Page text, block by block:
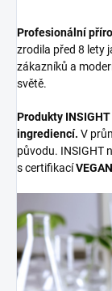
Profesionální
zrodila před 8 lety
zákazníků a
světě.
Produkty
ingrediencí. V
původu. INSIGHT
s certifikací